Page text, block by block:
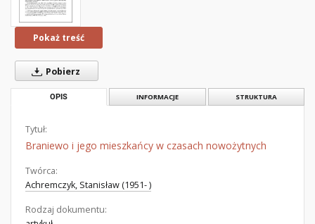
Pokaż treść
Pobierz
OPIS INFORMACJE STRUKTURA
Tytuł:
Braniewo i jego mieszkańcy w czasach nowożytnych
Twórca:
Achremczyk, Stanisław (1951- )
Rodzaj dokumentu: